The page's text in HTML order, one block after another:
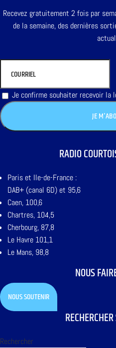
Recevez gratuitement 2 fois par
de la semaine, des dernières
Je confirme souhaiter recevoir
RADIO
Paris et Ile-de-France :
DAB+ (canal 6D) et 95,6
Caen, 100,6
Chartres, 104,5
Cherbourg, 87,8
Le Havre 101,1
Le Mans, 98,8
NOUS
NOUS SOUTENIR
Rechercher